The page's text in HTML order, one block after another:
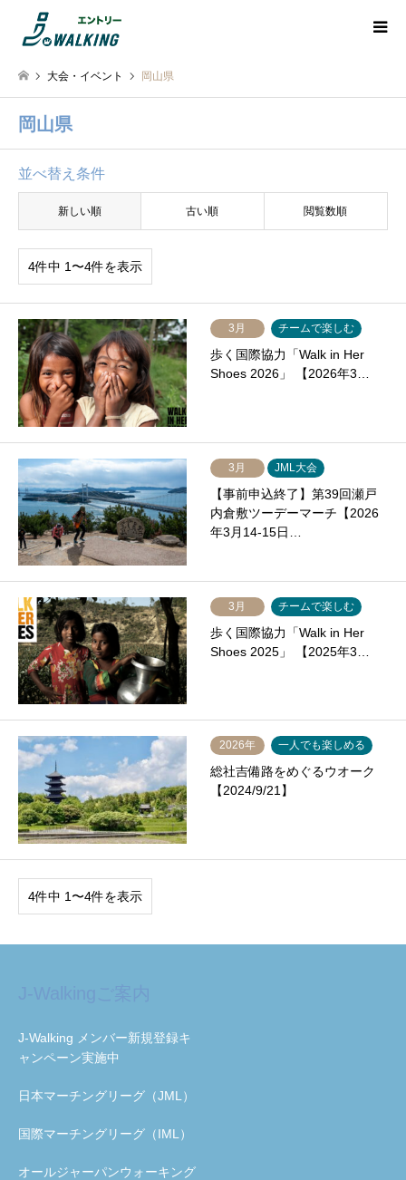
大会・イベント 岡山県
岡山県
並べ替え条件
新しい順 古い順 閲覧数順
4件中 1〜4件を表示
3月 チームで楽しむ
歩く国際協力「Walk in Her
Shoes 2026」 【2026年3…
3月 JML大会
【事前申込終了】第39回瀬戸
内倉敷ツーデーマーチ【2026
年3月14-15日…
3月 チームで楽しむ
歩く国際協力「Walk in Her
Shoes 2025」 【2025年3…
2026年 一人でも楽しめる
総社吉備路をめぐるウオーク
【2024/9/21】
4件中 1〜4件を表示
J-Walking メンバー新規登録キ
ャンペーン実施中
日本マーチングリーグ（JML）
国際マーチングリーグ（IML）
オールジャーパンウォーキング